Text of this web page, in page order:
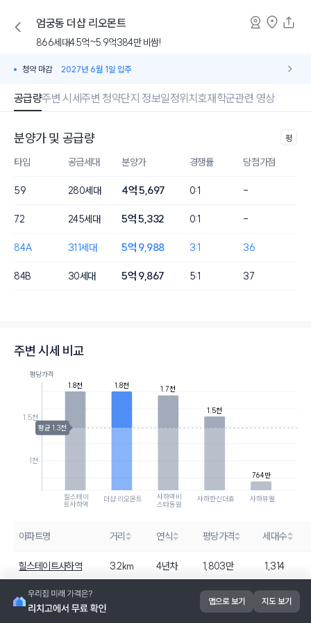
엄궁동 더샵 리오몬트
866세대4.5억~5.9억384만 비쌈!
청약 마감 2027년 6월 1일 입주
공급량주변 시세주변 청약단지 정보일정위치호재학군관련 영상
분양가 및 공급량 평
타입 공급세대 분양가 경쟁률 당첨가점
59 280세대 4억 5,697 0:1 -
72 245세대 5억 5,332 0:1 -
84A 311세대 5억 9,988 3:1 36
84B 30세대 5억 9,867 5:1 37
주변 시세 비교
힐스테이
트사하역
더샵 리오몬트
사하역비
스타동원
사하한신더휴 사하뷰웰
1천
1.5천
평당가격
1.8천
1.8천 1.7천
1.5천
764만
평균 1.3천
아파트명 거리 연식 평당가격 세대수
힐스테이트사하역 3.2km 4년차 1,803만 1,314
더샵 리오몬트 1,802만 1,305
앱으로 보기 지도 보기